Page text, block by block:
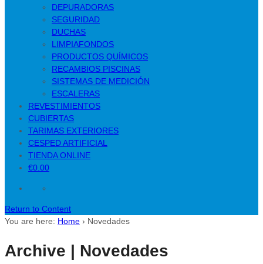
DEPURADORAS
SEGURIDAD
DUCHAS
LIMPIAFONDOS
PRODUCTOS QUÍMICOS
RECAMBIOS PISCINAS
SISTEMAS DE MEDICIÓN
ESCALERAS
REVESTIMIENTOS
CUBIERTAS
TARIMAS EXTERIORES
CESPED ARTIFICIAL
TIENDA ONLINE
€0.00
Return to Content
You are here: Home › Novedades
Archive | Novedades